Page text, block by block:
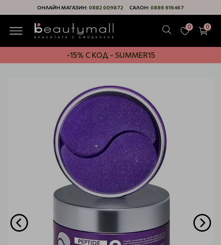
ОНЛАЙН МАГАЗИН: 0882 009872 САЛОН: 0886 616467
0 0
-15% С КОД - SUMMER15